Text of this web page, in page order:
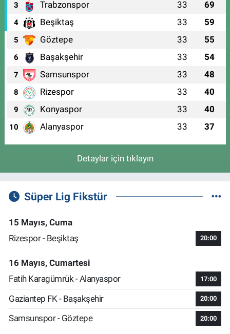
3 Trabzonspor 33 69
4 Beşiktaş 33 59
5 Göztepe 33 55
6 Başakşehir 33 54
7 Samsunspor 33 48
8 Rizespor 33 40
9 Konyaspor 33 40
10 Alanyaspor 33 37
Detaylar için tıklayın
Süper Lig Fikstür
15 Mayıs, Cuma
Rizespor - Beşiktaş
20:00
16 Mayıs, Cumartesi
Fatih Karagümrük - Alanyaspor
17:00
Gaziantep FK - Başakşehir 20:00
Samsunspor - Göztepe 20:00